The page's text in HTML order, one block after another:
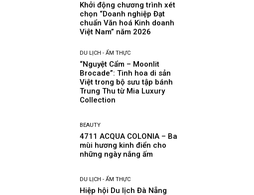
Khởi động chương trình xét
chọn “Doanh nghiệp Đạt
chuẩn Văn hoá Kinh doanh
Việt Nam” năm 2026
DU LỊCH - ẨM THỰC
“Nguyệt Cẩm – Moonlit
Brocade”: Tinh hoa di sản
Việt trong bộ sưu tập bánh
Trung Thu từ Mia Luxury
Collection
BEAUTY
4711 ACQUA COLONIA – Ba
mùi hương kinh điển cho
những ngày nắng ấm
DU LỊCH - ẨM THỰC
Hiệp hội Du lịch Đà Nẵng